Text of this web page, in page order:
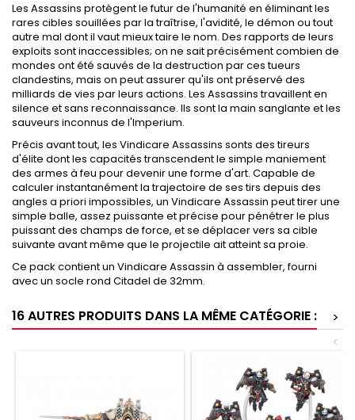
Les Assassins protègent le futur de l'humanité en éliminant les
rares cibles souillées par la traîtrise, l'avidité, le démon ou tout
autre mal dont il vaut mieux taire le nom. Des rapports de leurs
exploits sont inaccessibles; on ne sait précisément combien de
mondes ont été sauvés de la destruction par ces tueurs
clandestins, mais on peut assurer qu'ils ont préservé des
milliards de vies par leurs actions. Les Assassins travaillent en
silence et sans reconnaissance. Ils sont la main sanglante et les
sauveurs inconnus de l'Imperium.
Précis avant tout, les Vindicare Assassins sonts des tireurs
d'élite dont les capacités transcendent le simple maniement
des armes à feu pour devenir une forme d'art. Capable de
calculer instantanément la trajectoire de ses tirs depuis des
angles a priori impossibles, un Vindicare Assassin peut tirer une
simple balle, assez puissante et précise pour pénétrer le plus
puissant des champs de force, et se déplacer vers sa cible
suivante avant même que le projectile ait atteint sa proie.
Ce pack contient un Vindicare Assassin à assembler, fourni
avec un socle rond Citadel de 32mm.
16 AUTRES PRODUITS DANS LA MÊME CATÉGORIE :
>
<